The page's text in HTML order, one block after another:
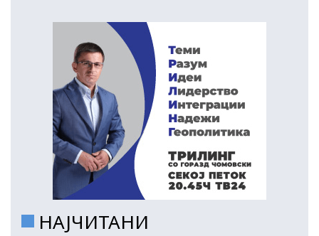
НАЈЧИТАНИ